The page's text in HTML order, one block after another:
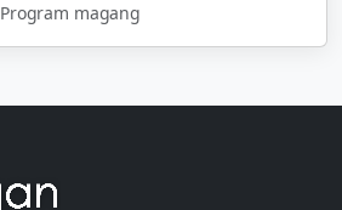
Program magang